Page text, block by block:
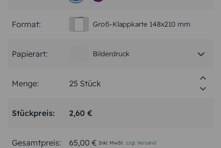
Format: Groß-Klappkarte 148x210 mm
Papierart: Bilderdruck
Menge:
Stückpreis: 2,60 €
Gesamtpreis: 65,00 € Inkl. MwSt. zzgl. Versand